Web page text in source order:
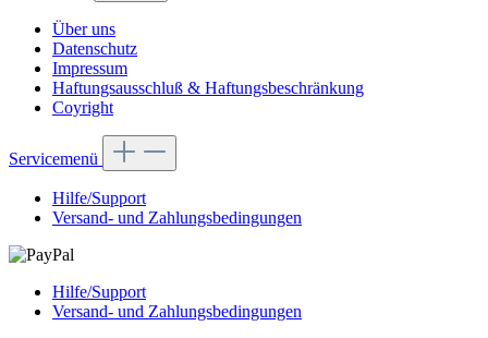
Über uns
Datenschutz
Impressum
Haftungsausschluß & Haftungsbeschränkung
Coyright
Servicemenü
Hilfe/Support
Versand- und Zahlungsbedingungen
Hilfe/Support
Versand- und Zahlungsbedingungen